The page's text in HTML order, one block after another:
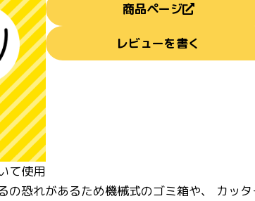
商品ページ
レビューを書く
て使用
の恐れがあるため機械式のゴミ箱や、 カッ